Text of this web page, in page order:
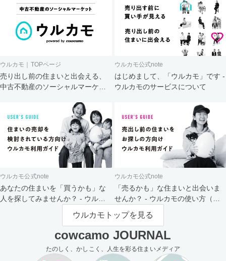
ウルカモ｜TOPページ
売り出し前の住まいと出会える、
中古不動産のソーシャルマーケッ
ウルカモ公式note
はじめまして、「ウルカモ」です -
ウルカモのサービスについて
ウルカモ公式note
あなたの住まいを「買うかも」な
人を探してみませんか？ - ウルカ
ウルカモ公式note
「売るかも」な住まいと出会いま
せんか？ - ウルカモの使い方（買
主さま向け）
ウルカモトップを見る
cowcamo JOURNAL
たのしく、かしこく、人生を彩る住まいメディア